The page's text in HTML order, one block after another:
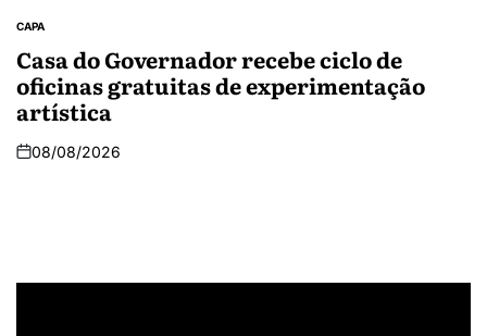
CAPA
Casa do Governador recebe ciclo de
oficinas gratuitas de experimentação
artística
08/08/2026